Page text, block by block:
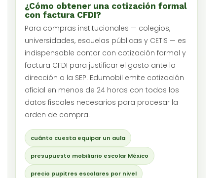
¿Cómo obtener una cotización formal
con factura CFDI?
Para compras institucionales — colegios,
universidades, escuelas públicas y CETIS — es
indispensable contar con cotización formal y
factura CFDI para justificar el gasto ante la
dirección o la SEP. Edumobil emite cotización
oficial en menos de 24 horas con todos los
datos fiscales necesarios para procesar la
orden de compra.
cuánto cuesta equipar un aula
presupuesto mobiliario escolar México
precio pupitres escolares por nivel